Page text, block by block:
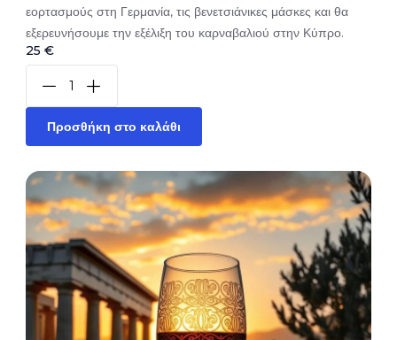
εορτασμούς στη Γερμανία, τις βενετσιάνικες μάσκες και θα
εξερευνήσουμε την εξέλιξη του καρναβαλιού στην Κύπρο.
25 €
Προσθήκη στο καλάθι